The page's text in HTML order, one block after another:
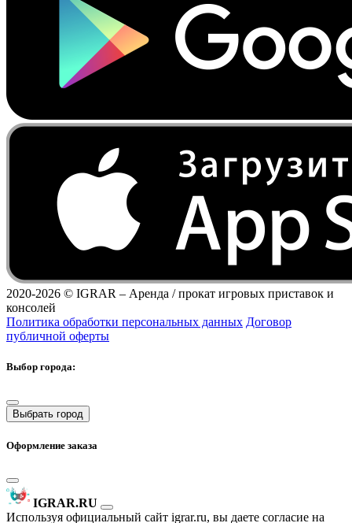
2020-2026 © IGRAR – Аренда / прокат игровых приставок и
консолей
Политика обработки персональных данных Договор
публичной оферты
Выбор города:
Выбрать город
Оформление заказа
IGRAR.RU
Используя официальный сайт igrar.ru, вы даете согласие на